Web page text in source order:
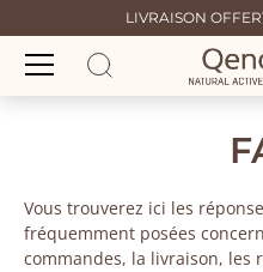
Vous trouverez ici les
fréquemment posées
commandes, la livraison, les
LIVRAISON